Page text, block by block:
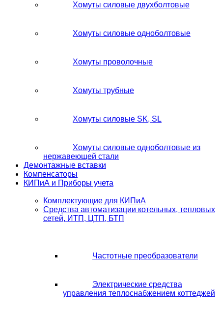
Хомуты силовые двухболтовые
Хомуты силовые одноболтовые
Хомуты проволочные
Хомуты трубные
Хомуты силовые SK, SL
Хомуты силовые одноболтовые из
нержавеющей стали
Демонтажные вставки
Компенсаторы
КИПиА и Приборы учета
Комплектующие для КИПиА
Средства автоматизации котельных, тепловых
сетей, ИТП, ЦТП, БТП
Частотные преобразователи
Электрические средства
управления теплоснабжением коттеджей